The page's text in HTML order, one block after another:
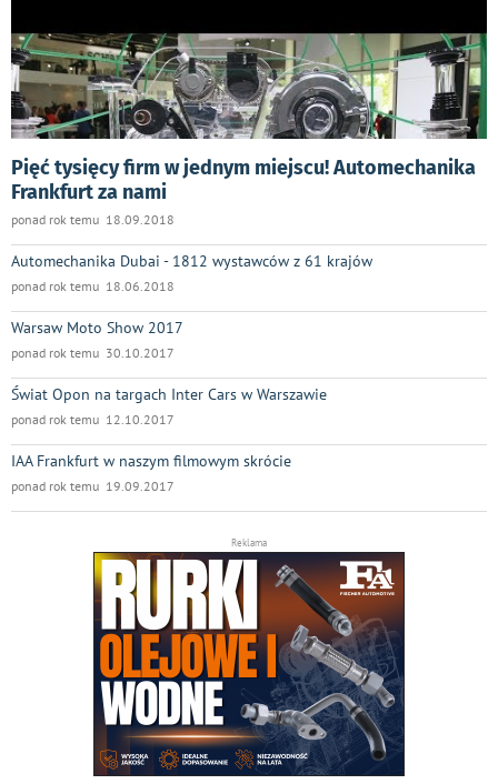
Pięć tysięcy firm w jednym miejscu! Automechanika
Frankfurt za nami
ponad rok temu 18.09.2018
Automechanika Dubai - 1812 wystawców z 61 krajów
ponad rok temu 18.06.2018
Warsaw Moto Show 2017
ponad rok temu 30.10.2017
Świat Opon na targach Inter Cars w Warszawie
ponad rok temu 12.10.2017
IAA Frankfurt w naszym filmowym skrócie
ponad rok temu 19.09.2017
Reklama